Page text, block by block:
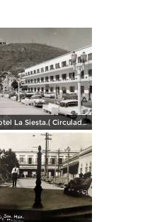
Hotel La Siesta.( Circulada el 30 de Octubre de 1956 ).